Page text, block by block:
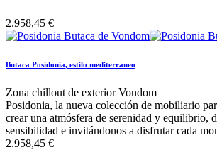
2.958,45 €
Butaca Posidonia, estilo mediterráneo
Zona chillout de exterior Vondom
Posidonia, la nueva colección de mobiliario
crear una atmósfera de serenidad y equilibrio,
sensibilidad e invitándonos a disfrutar cada
2.958,45 €